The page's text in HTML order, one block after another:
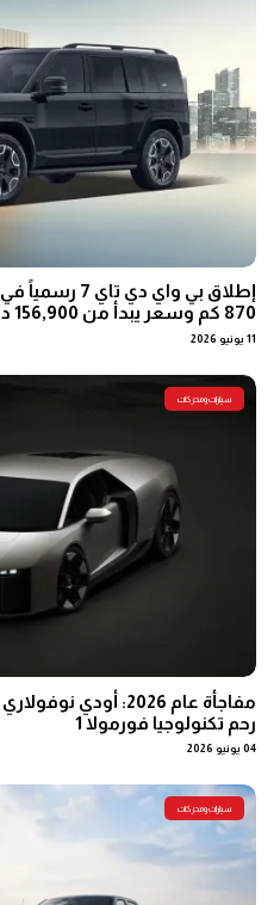
إطلاق بي واي
870 كم وسعر يبدأ من 156,900 درهم
11 يونيو 2026
سيارات ومحركات
مفاجأة عام 2026:
رحم تكنولوجيا فورمولا 1
04 يونيو 2026
سيارات ومحركات